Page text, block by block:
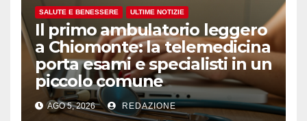
SALUTE E BENESSERE ULTIME NOTIZIE
Il primo ambulatorio leggero
a Chiomonte: la telemedicina
porta esami e specialisti in un
piccolo comune
AGO 5, 2026 REDAZIONE